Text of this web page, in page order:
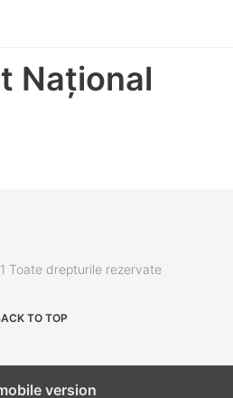
Naţional
Toate drepturile rezervate
TO TOP
version